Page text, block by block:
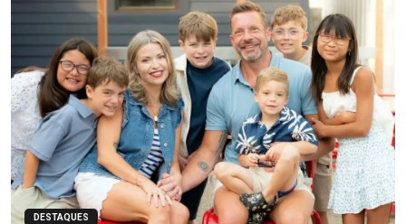
DESTAQUES